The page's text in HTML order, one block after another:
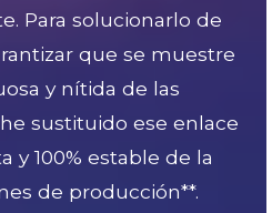
Para solucionarlo de
que se muestre
y nítida de las
sustituido ese enlace
y 100% estable de la
de producción**.